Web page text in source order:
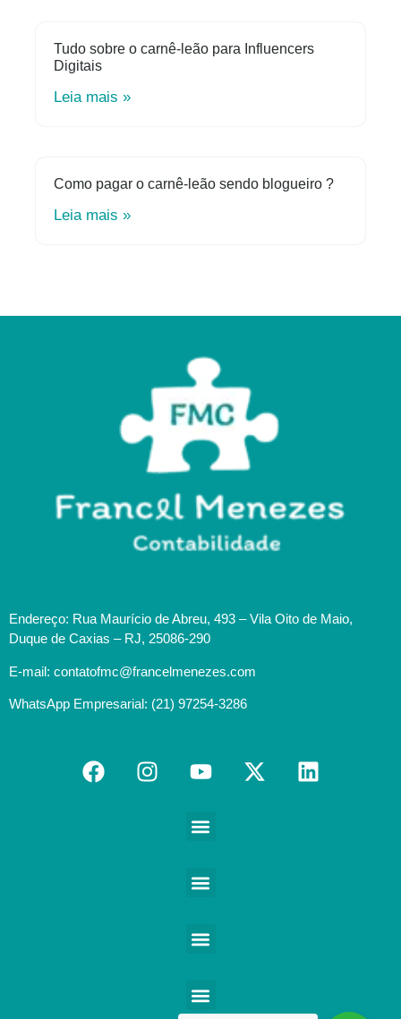
Tudo sobre o carnê-leão para Influencers
Digitais
Leia mais »
Como pagar o carnê-leão sendo blogueiro ?
Leia mais »
Endereço: Rua Maurício de Abreu, 493 – Vila Oito de Maio,
Duque de Caxias – RJ, 25086-290
E-mail: contatofmc@francelmenezes.com
WhatsApp Empresarial: (21) 97254-3286